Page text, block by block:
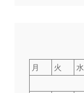
月 火 水